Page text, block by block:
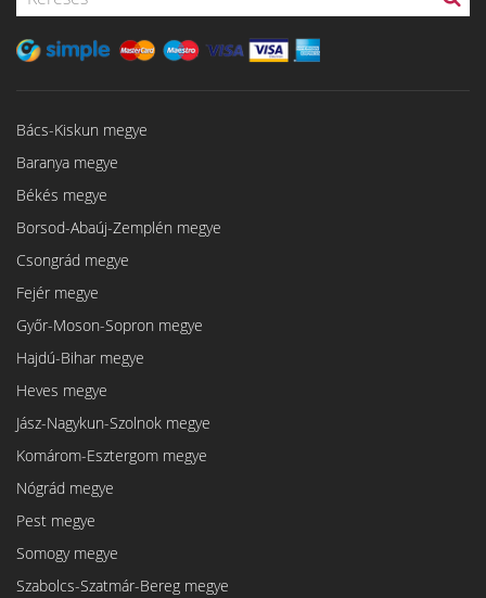
Bács-Kiskun megye
Baranya megye
Békés megye
Borsod-Abaúj-Zemplén megye
Csongrád megye
Fejér megye
Győr-Moson-Sopron megye
Hajdú-Bihar megye
Heves megye
Jász-Nagykun-Szolnok megye
Komárom-Esztergom megye
Nógrád megye
Pest megye
Somogy megye
Szabolcs-Szatmár-Bereg megye